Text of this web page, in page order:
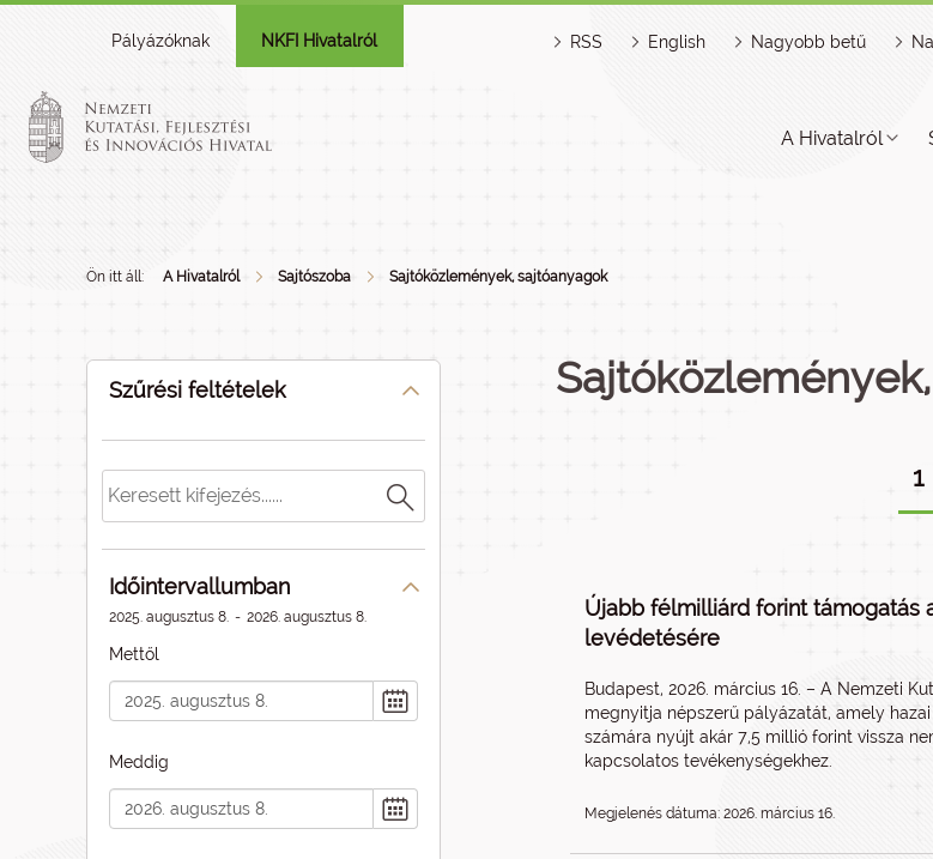
Pályázóknak NKFI Hivatalról RSS English Nagyobb betű
A Hivatalról
Ön itt áll: A Hivatalról Sajtószoba Sajtóközlemények, sajtóanyagok
Szűrési feltételek
Időintervallumban
2025. augusztus 8. - 2026. augusztus 8.
Mettől
Meddig
1
Újabb félmilliárd forint támogatás
levédetésére
Budapest, 2026. március 16. – A Nemzeti
megnyitja népszerű pályázatát, amely
számára nyújt akár 7,5 millió forint vissza
kapcsolatos tevékenységekhez.
Megjelenés dátuma: 2026. március 16.